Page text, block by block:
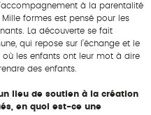
à la parentalité
formes est pensé pour les
La découverte se fait
qui repose sur l’échange et le
où les enfants ont leur mot à dire
des enfants.
lieu de soutien à la création
en quoi est-ce une